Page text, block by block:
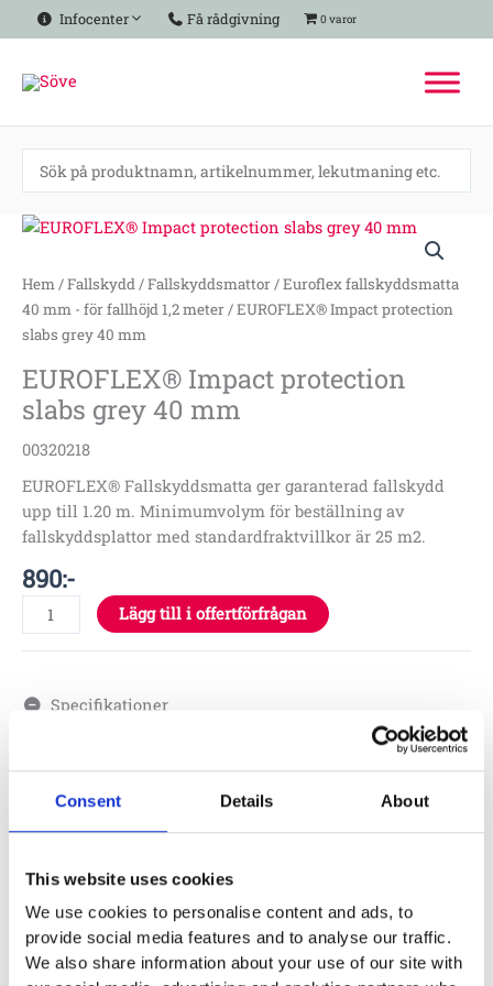
Consent Details About
This website uses cookies
We use cookies to personalise content and ads, to
provide social media features and to analyse our traffic.
We also share information about your use of our site with
Hoppa
till
Infocenter Få rådgivning 0 varor
Hem/Fallskydd/Fallskyddsmattor/Euroflex fallskyddsmatta
40 mm - för fallhöjd 1,2 meter/ EUROFLEX® Impact protection
slabs grey 40 mm
EUROFLEX® Impact protection
slabs grey 40 mm
00320218
EUROFLEX® Fallskyddsmatta ger garanterad fallskydd
upp till 1.20 m. Minimumvolym för beställning av
fallskyddsplattor med standardfraktvillkor är 25 m2.
890:-
EUROFLEX®
protection
slabs
grey
mm
mängd
Lägg till i offertförfrågan
Specifikationer
0,5 x 0,5 x 0,04 m
Skötsel
Garantivillkor